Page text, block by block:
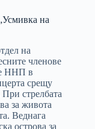
на
на
членове
ННП в
срещу
стрелбата
за живота
Веднага
острова за